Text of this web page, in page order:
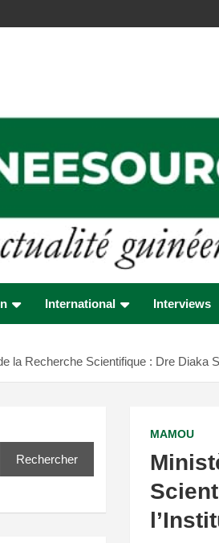
International Interviews
la Recherche Scientifique : Dre Diaka
MAMOU
Rechercher